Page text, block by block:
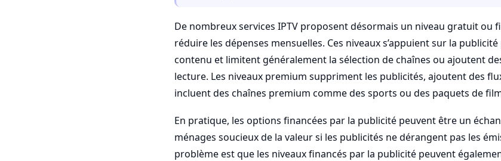
De nombreux services IPTV proposent désormais un niveau gratuit ou
réduire les dépenses mensuelles. Ces niveaux s’appuient sur la
contenu et limitent généralement la sélection de chaînes ou ajoutent
lecture. Les niveaux premium suppriment les publicités, ajoutent des
incluent des chaînes premium comme des sports ou des paquets de
En pratique, les options financées par la publicité peuvent être un
ménages soucieux de la valeur si les publicités ne dérangent pas les
problème est que les niveaux financés par la publicité peuvent